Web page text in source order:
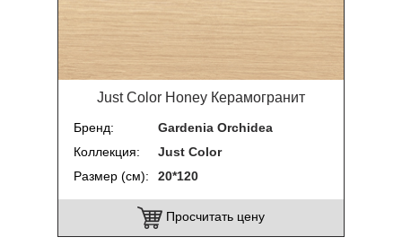
Just Color Honey Керамогранит
Бренд
Gardenia Orchidea
Коллекция
Just Color
Размер (см)
20*120
Просчитать цену